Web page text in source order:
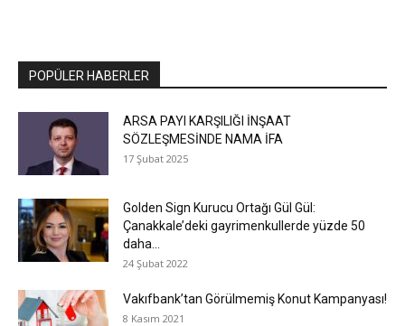
POPÜLER HABERLER
ARSA PAYI KARŞILIĞI İNŞAAT
SÖZLEŞMESİNDE NAMA İFA
17 Şubat 2025
Golden Sign Kurucu Ortağı Gül Gül:
Çanakkale’deki gayrimenkullerde yüzde 50
daha...
24 Şubat 2022
Vakıfbank’tan Görülmemiş Konut Kampanyası!
8 Kasım 2021